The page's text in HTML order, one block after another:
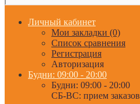
Личный кабинет
Мои закладки (0)
Список сравнения
Регистрация
Авторизация
Будни: 09:00 - 20:00
Будни: 09:00 - 20:00
СБ-ВС: прием заказов